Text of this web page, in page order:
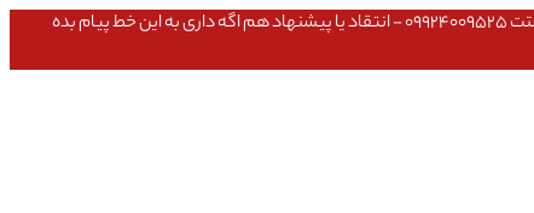
عشق داداش قیمتای سایت به روزه،خرید عمده داشتی یا مشکلی تو خرید از سایت ۰۹۱۰۹۸۰۸۵۶۵- مشکلی بعد از خریدت داشتی ۰۹۱۹۱۴۹۳۵۴۶ - پیگیری ارسال بستت ۰۹۹۲۴۰۰۹۵۲۵ - انتقاد یا پیشنهاد هم اگه داری به این خط پیام بده